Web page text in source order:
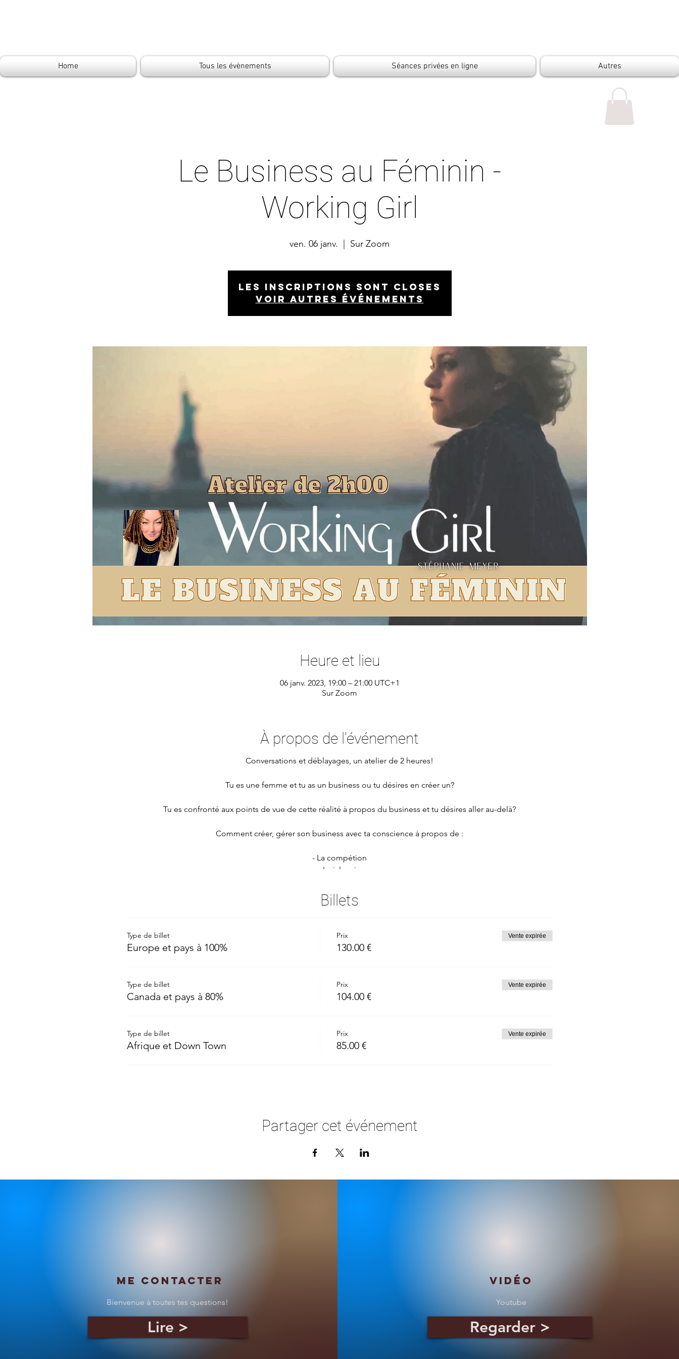
Home Tous les évènements Séances privées en ligne Autres
Le Business au Féminin -
Working Girl
ven. 06 janv. Sur Zoom
Les inscriptions sont closes
Voir autres événements
Heure et lieu
06 janv. 2023, 19:00 – 21:00 UTC+1
Sur Zoom
À propos de l'événement
Conversations et déblayages, un atelier de 2 heures!
Tu es une femme et tu as un business ou tu désires en créer un?
Tu es confronté aux points de vue de cette réalité à propos du business et tu désires aller au-delà?
Comment créer, gérer son business avec ta conscience à propos de :
- La compétion
- La jalousie
- Les problème d'argent
- Les points de vue sur les femmes en business
- La comparaison
- La confiance
- La confusion
- Comment avancer
- Les enfants et la famille
- L'organisation
Outils Access Consciousness®
Replay Disponible après l'atelier
Billets
Type de billet
Europe et pays à 100%
Prix
130.00 €
Vente expirée
Type de billet
Canada et pays à 80%
Prix
104.00 €
Vente expirée
Type de billet
Afrique et Down Town
Prix
85.00 €
Vente expirée
Partager cet événement
Me contacter
Bienvenue à toutes tes questions!
Lire >
Vidéo
Youtube
Regarder >